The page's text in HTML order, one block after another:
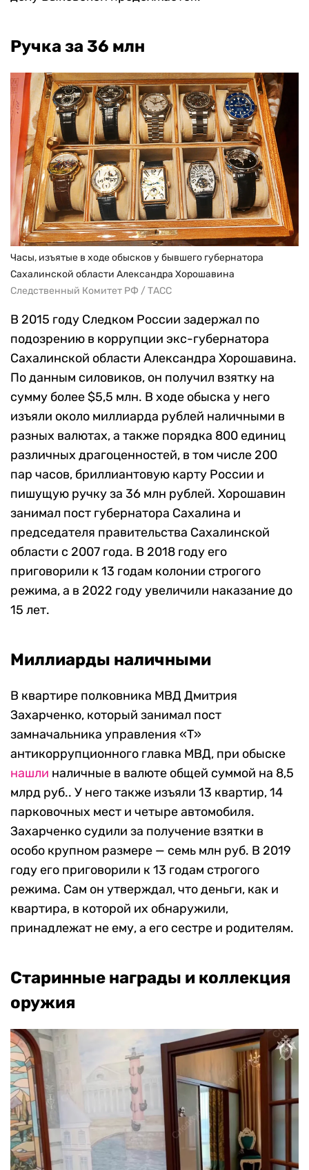
Ручка за 36 млн
Часы, изъятые в ходе обысков у бывшего губернатора
Сахалинской области Александра Хорошавина
Следственный Комитет РФ / ТАСС
В 2015 году Следком России задержал по
подозрению в коррупции экс-губернатора
Сахалинской области Александра Хорошавина.
По данным силовиков, он получил взятку на
сумму более $5,5 млн. В ходе обыска у него
изъяли около миллиарда рублей наличными в
разных валютах, а также порядка 800 единиц
различных драгоценностей, в том числе 200
пар часов, бриллиантовую карту России и
пишущую ручку за 36 млн рублей. Хорошавин
занимал пост губернатора Сахалина и
председателя правительства Сахалинской
области с 2007 года. В 2018 году его
приговорили к 13 годам колонии строгого
режима, а в 2022 году увеличили наказание до
15 лет.
Миллиарды наличными
В квартире полковника МВД Дмитрия
Захарченко, который занимал пост
замначальника управления «Т»
антикоррупционного главка МВД, при обыске
нашли наличные в валюте общей суммой на 8,5
млрд руб.. У него также изъяли 13 квартир, 14
парковочных мест и четыре автомобиля.
Захарченко судили за получение взятки в
особо крупном размере — семь млн руб. В 2019
году его приговорили к 13 годам строгого
режима. Сам он утверждал, что деньги, как и
квартира, в которой их обнаружили,
принадлежат не ему, а его сестре и родителям.
Старинные награды и коллекция
оружия